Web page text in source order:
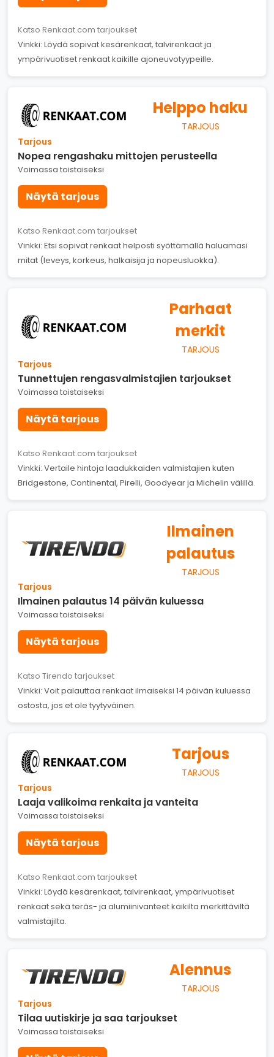
Katso Renkaat.com tarjoukset
Vinkki: Löydä sopivat kesärenkaat, talvirenkaat ja
ympärivuotiset renkaat kaikille ajoneuvotyypeille.
Helppo haku
TARJOUS
Tarjous
Nopea rengashaku mittojen perusteella
Voimassa toistaiseksi
Näytä tarjous
Katso Renkaat.com tarjoukset
Vinkki: Etsi sopivat renkaat helposti syöttämällä haluamasi
mitat (leveys, korkeus, halkaisija ja nopeusluokka).
Parhaat
merkit
TARJOUS
Tarjous
Tunnettujen rengasvalmistajien tarjoukset
Voimassa toistaiseksi
Näytä tarjous
Katso Renkaat.com tarjoukset
Vinkki: Vertaile hintoja laadukkaiden valmistajien kuten
Bridgestone, Continental, Pirelli, Goodyear ja Michelin välillä.
Ilmainen
palautus
TARJOUS
Tarjous
Ilmainen palautus 14 päivän kuluessa
Voimassa toistaiseksi
Näytä tarjous
Katso Tirendo tarjoukset
Vinkki: Voit palauttaa renkaat ilmaiseksi 14 päivän kuluessa
ostosta, jos et ole tyytyväinen.
Tarjous
TARJOUS
Tarjous
Laaja valikoima renkaita ja vanteita
Voimassa toistaiseksi
Näytä tarjous
Katso Renkaat.com tarjoukset
Vinkki: Löydä kesärenkaat, talvirenkaat, ympärivuotiset
renkaat sekä teräs- ja alumiinivanteet kaikilta merkittäviltä
valmistajilta.
Alennus
TARJOUS
Tarjous
Tilaa uutiskirje ja saa tarjoukset
Voimassa toistaiseksi